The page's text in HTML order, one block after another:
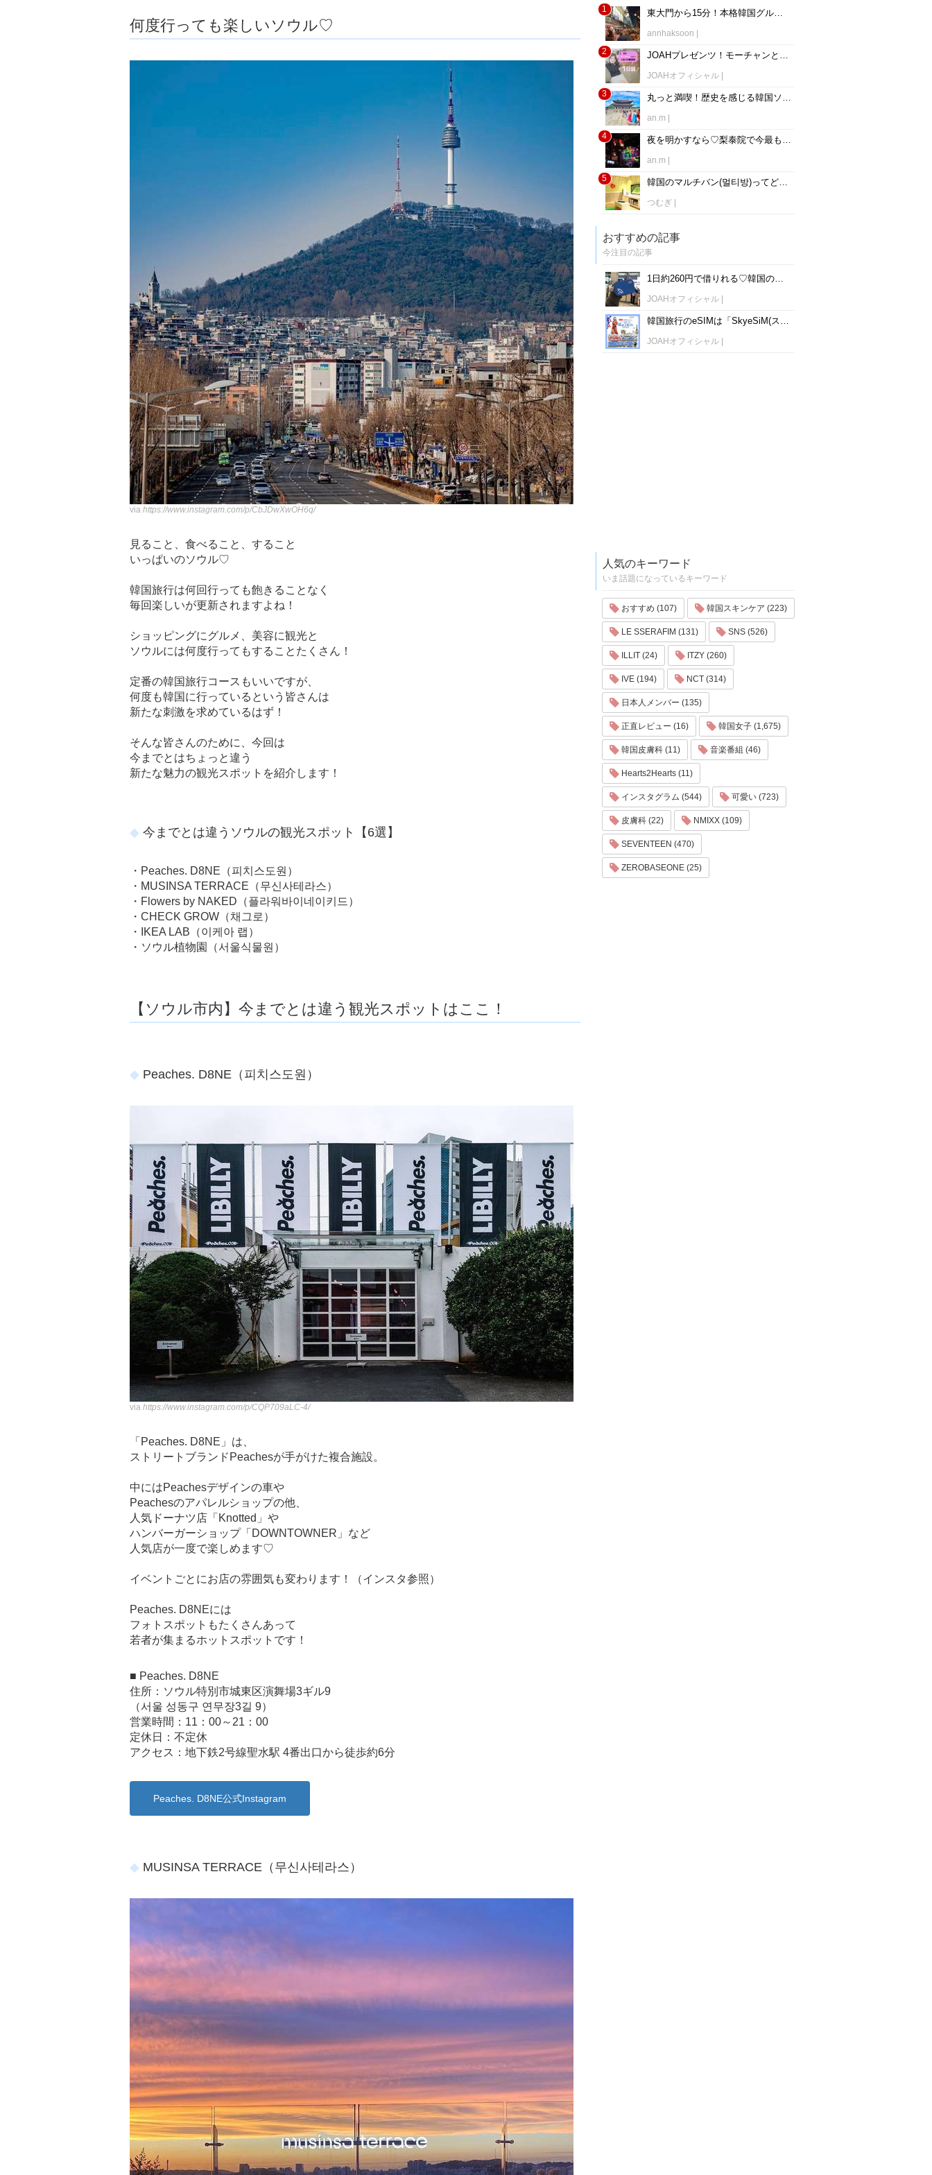
ア
-
何度行っても楽しいソウル♡
via https://www.instagram.com/p/CbJDwXwOH6q/
見ること、食べること、すること
いっぱいのソウル♡
韓国旅行は何回行っても飽きることなく
毎回楽しいが更新されますよね！
ショッピングにグルメ、美容に観光と
ソウルには何度行ってもすることたくさん！
定番の韓国旅行コースもいいですが、
何度も韓国に行っているという皆さんは
新たな刺激を求めているはず！
そんな皆さんのために、今回は
今までとはちょっと違う
新たな魅力の観光スポットを紹介します！
今までとは違うソウルの観光スポット【6選】
・Peaches. D8NE（피치스도원）
・MUSINSA TERRACE（무신사테라스）
・Flowers by NAKED（플라워바이네이키드）
・CHECK GROW（채그로）
・IKEA LAB（이케아 랩）
・ソウル植物園（서울식물원）
【ソウル市内】今までとは違う観光スポットはここ！
Peaches. D8NE（피치스도원）
via https://www.instagram.com/p/CQP709aLC-4/
「Peaches. D8NE」は、
ストリートブランドPeachesが手がけた複合施設。
中にはPeachesデザインの車や
Peachesのアパレルショップの他、
人気ドーナツ店「Knotted」や
ハンバーガーショップ「DOWNTOWNER」など
人気店が一度で楽しめます♡
イベントごとにお店の雰囲気も変わります！（インスタ参照）
Peaches. D8NEには
フォトスポットもたくさんあって
若者が集まるホットスポットです！
■ Peaches. D8NE
住所：ソウル特別市城東区演舞場3ギル9
（서울 성동구 연무장3길 9）
営業時間：11：00～21：00
定休日：不定休
アクセス：地下鉄2号線聖水駅 4番出口から徒歩約6分
Peaches. D8NE公式Instagram
MUSINSA TERRACE（무신사테라스）
1 東大門から15分！本格韓国グルメの食べ歩きが出来るスユ市場って？♡
annhaksoon
2
JOAHプレゼンツ！モーチャンと行く2泊3日韓国旅行～1日目～
JOAHオフィシャル|
3
丸っと満喫！歴史を感じる韓国ソウルの古宮巡り1日モデルコース♡
an.m
4
夜を明かすなら♡梨泰院で今最も熱い3つのクラブ&ラウンジバーへGO♡
an.m
5
韓国のマルチバン(멀티방)ってどんなところ?室内でゆったりと一日中遊べる!
つむぎ
おすすめの記事
今注目の記事
1日約260円で借りれる♡韓国のWiFiレンタルおすすめ「WiFi弁当(WiFi Dosirak)」
JOAHオフィシャル|
韓国旅行のeSIMは「SkyeSiM(スカイイーシム)」！1日単位で最安値380円から利用可能！
JOAHオフィシャル|
人気のキーワード
いま話題になっているキーワード
おすすめ (107) 韓国スキンケア (223)
LE SSERAFIM (131) SNS (526)
ILLIT (24) ITZY (260)
IVE (194) NCT (314)
日本人メンバー (135)
正直レビュー (16) 韓国女子 (1,675)
韓国皮膚科 (11) 音楽番組 (46)
Hearts2Hearts (11)
インスタグラム (544) 可愛い (723)
皮膚科 (22) NMIXX (109)
SEVENTEEN (470)
ZEROBASEONE (25)